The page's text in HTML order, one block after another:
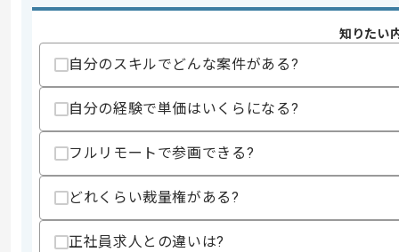
・ロジカルシンキングに基づいた実行
・Microsoft Officeを用いた資料作成、
・プロジェクト管理ツールの使用経験
スキルに不安がある方へ
商談回数
知りたい
自分のスキルでどんな案件がある?
自分の経験で単価はいくらになる?
フルリモートで参画できる?
どれくらい裁量権がある?
正社員求人との違いは?